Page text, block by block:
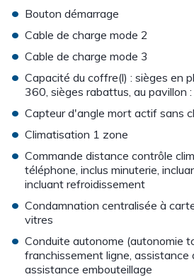
• Bouton démarrage
• Cable de charge mode 2
• Cable de charge mode 3
• Capacité du coffre(l) : sièges en
360, sièges rabattus, au pavillon
• Capteur d'angle mort actif sans
• Climatisation 1 zone
• Commande distance contrôle
téléphone, inclus minuterie,
incluant refroidissement
• Condamnation centralisée à
vitres
• Conduite autonome (autonomie
franchissement ligne, assistance
assistance embouteillage